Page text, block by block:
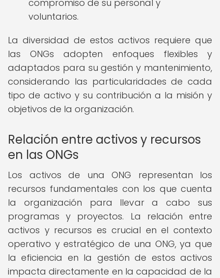
compromiso de su personal y
voluntarios.
La diversidad de estos activos requiere que
las ONGs adopten enfoques flexibles y
adaptados para su gestión y mantenimiento,
considerando las particularidades de cada
tipo de activo y su contribución a la misión y
objetivos de la organización.
Relación entre activos y recursos
en las ONGs
Los activos de una ONG representan los
recursos fundamentales con los que cuenta
la organización para llevar a cabo sus
programas y proyectos. La relación entre
activos y recursos es crucial en el contexto
operativo y estratégico de una ONG, ya que
la eficiencia en la gestión de estos activos
impacta directamente en la capacidad de la